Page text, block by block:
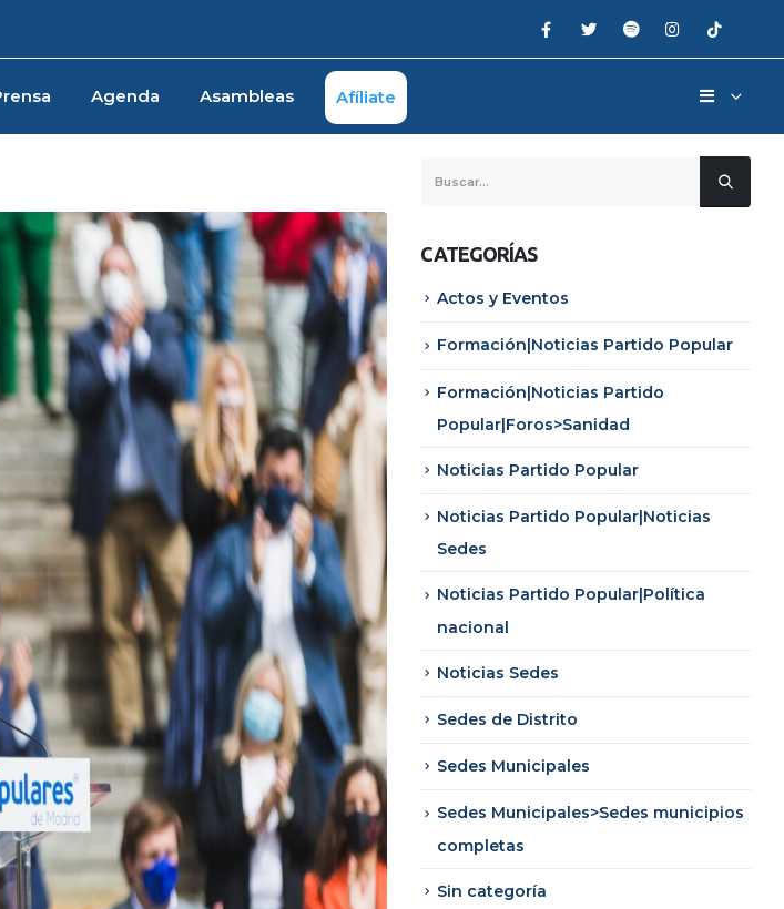
Agenda Asambleas Afíliate
CATEGORÍAS
Actos y Eventos
Formación|Noticias Partido Popular
Formación|Noticias Partido
Popular|Foros>Sanidad
Noticias Partido Popular
Noticias Partido Popular|Noticias
Sedes
Noticias Partido Popular|Política
nacional
Noticias Sedes
Sedes de Distrito
Sedes Municipales
Sedes Municipales>Sedes municipios
completas
Sin categoría